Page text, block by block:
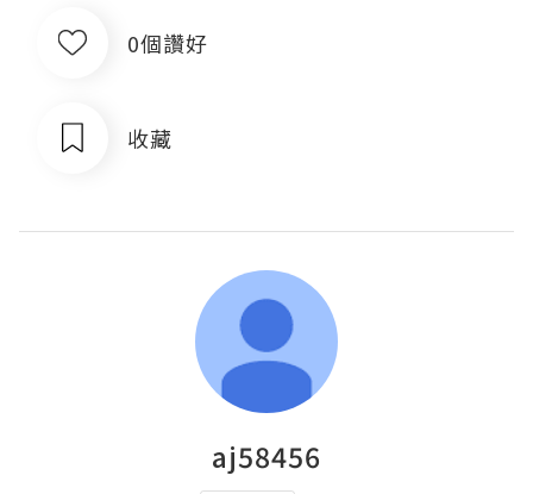
0個讚好
收藏
aj58456